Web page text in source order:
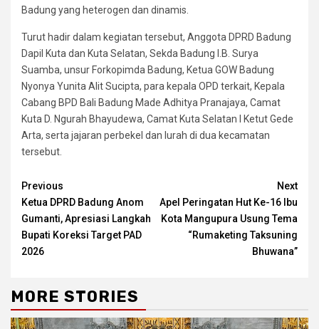
Badung yang heterogen dan dinamis.
Turut hadir dalam kegiatan tersebut, Anggota DPRD Badung
Dapil Kuta dan Kuta Selatan, Sekda Badung I.B. Surya
Suamba, unsur Forkopimda Badung, Ketua GOW Badung
Nyonya Yunita Alit Sucipta, para kepala OPD terkait, Kepala
Cabang BPD Bali Badung Made Adhitya Pranajaya, Camat
Kuta D. Ngurah Bhayudewa, Camat Kuta Selatan I Ketut Gede
Arta, serta jajaran perbekel dan lurah di dua kecamatan
tersebut.
Continue
Reading
Previous
Ketua DPRD Badung Anom
Gumanti, Apresiasi Langkah
Bupati Koreksi Target PAD
2026
Next
Apel Peringatan Hut Ke-16 Ibu
Kota Mangupura Usung Tema
“Rumaketing Taksuning
Bhuwana”
MORE STORIES